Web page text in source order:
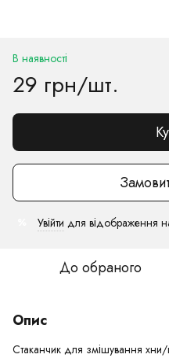
В наявності
29 грн/шт.
Увійти для відображення
До обраного
Опис
Стаканчик для змішування хни/